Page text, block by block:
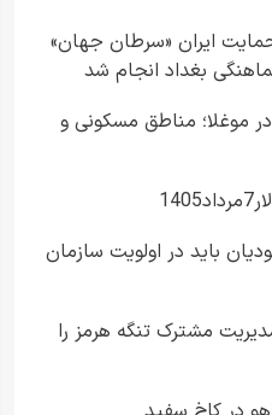
ایران «سرطان جهان»
بغداد انجام شد
موغلا؛ مناطق مسکونی و
باید در اولویت سازمان
مشترک تنگه هرمز را